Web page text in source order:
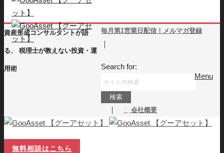
Menu
資産形成コンサルタントが語
る、 税理士が教えない投資・運
用術
毎月第1営業日配信！メルマガ登録
｜
Search for:
｜ 会社概要
無料相談はこちら